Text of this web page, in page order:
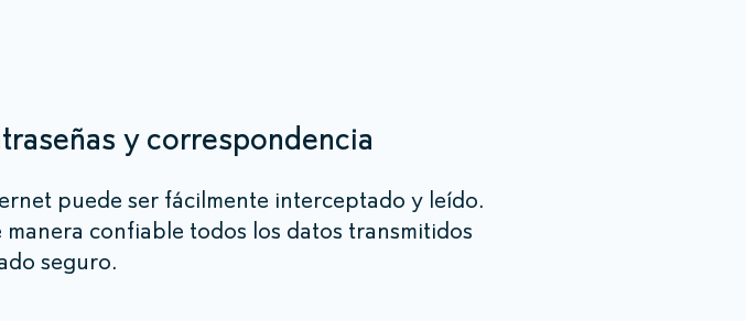
y correspondencia
puede ser fácilmente interceptado y leído.
confiable todos los datos transmitidos
seguro.